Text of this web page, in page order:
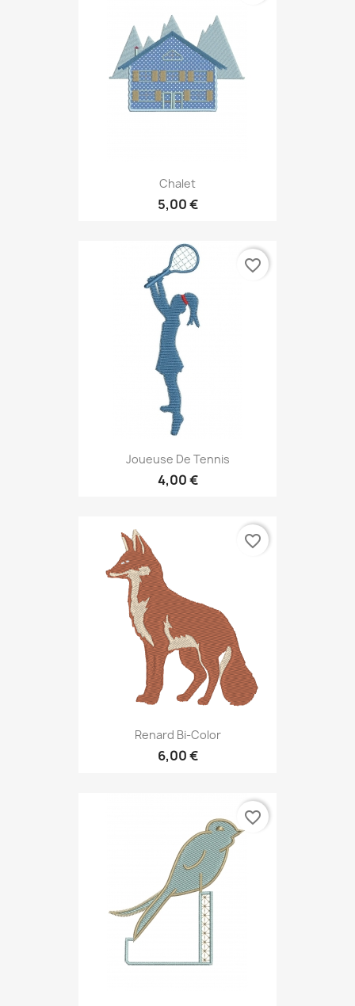
Chalet
5,00 €
Joueuse De Tennis
4,00 €
favorite_border
Renard Bi-Color
6,00 €
favorite_border
favorite_border